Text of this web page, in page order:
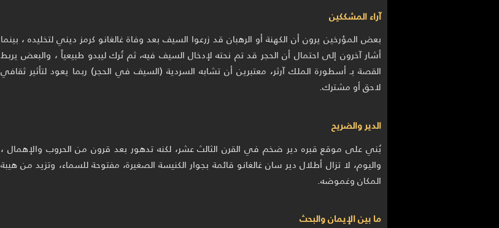
آراء المشككين
بعض المؤرخين يرون أن الكهنة أو الرهبان قد زرعوا السيف بعد وفاة غالغانو كرمز ديني لتخليده ، بينما
أشار آخرون إلى احتمال أن الحجر قد تم نحته لإدخال السيف فيه، ثم تُرك ليبدو طبيعياً ، والبعض يربط
القصة بـ أسطورة الملك آرثر، معتبرين أن تشابه السردية (السيف في الحجر) ربما يعود لتأثير ثقافي
لاحق أو مشترك.
الدير والضريح
بُني على موقع قبره دير ضخم في القرن الثالث عشر، لكنه تدهور بعد قرون من الحروب والإهمال ،
واليوم، لا تزال أطلال دير سان غالغانو قائمة بجوار الكنيسة الصغيرة، مفتوحة للسماء، وتزيد من هيبة
المكان وغموضه.
ما بين الإيمان والبحث